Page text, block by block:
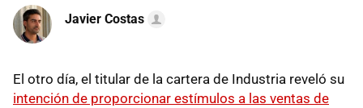
Javier Costas
El otro día, el titular de la cartera de Industria reveló su
intención de proporcionar estímulos a las ventas de